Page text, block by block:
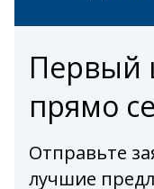
Первый
прямо
Отправьте
лучшие